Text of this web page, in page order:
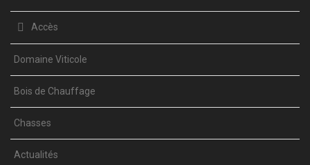
Accès
Domaine Viticole
Bois de Chauffage
Chasses
Actualités